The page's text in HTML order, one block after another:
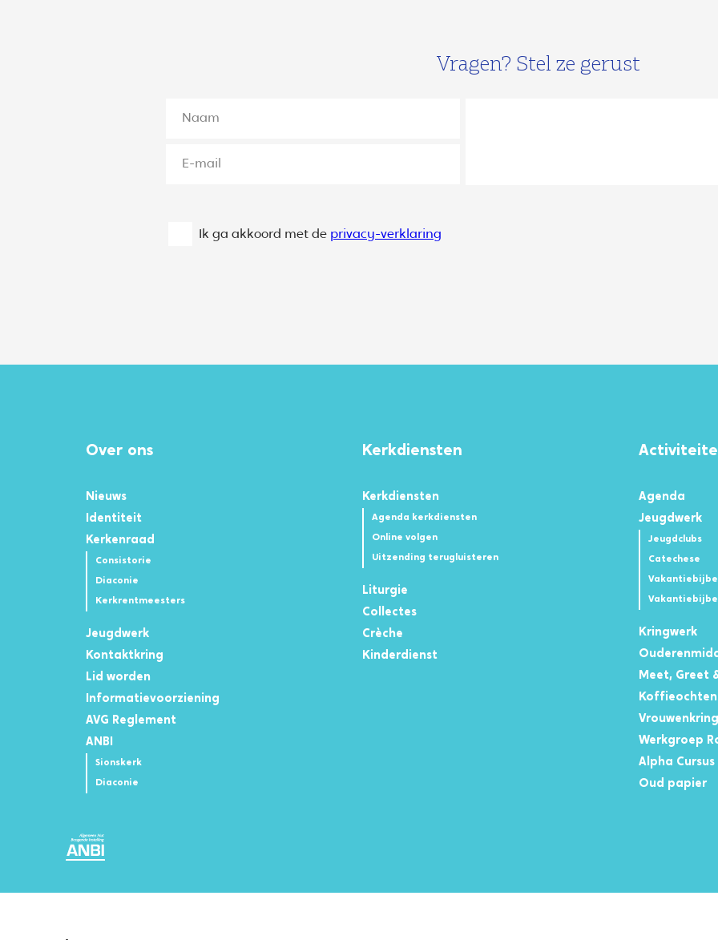
Vragen? Stel ze gerust
Ik ga akkoord met de privacy-verklaring
Over ons
Nieuws
Identiteit
Kerkenraad
Consistorie
Diaconie
Kerkrentmeesters
Jeugdwerk
Kontaktkring
Lid worden
Informatievoorziening
AVG Reglement
ANBI
Sionskerk
Diaconie
Kerkdiensten
Kerkdiensten
Agenda kerkdiensten
Online volgen
Uitzending terugluisteren
Liturgie
Collectes
Crèche
Kinderdienst
Agenda
Jeugdwerk
Jeugdclubs
Catechese
Kringwerk
Meet, Greet
Vrouwenkring
Werkgroep
Alpha Cursus
Oud papier